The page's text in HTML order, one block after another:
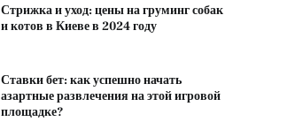
Стрижка и уход: цены на груминг собак
и котов в Киеве в 2024 году
Ставки бет: как успешно начать
азартные развлечения на этой игровой
площадке?